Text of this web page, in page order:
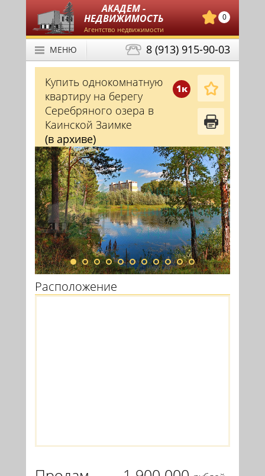
АКАДЕМ -
НЕДВИЖИМОСТЬ
Агентство недвижимости
0
8 (913) 915-90-03
МЕНЮ
1к
Купить однокомнатную
квартиру на берегу
Серебряного озера в
Каинской Заимке
(в архиве)
Расположение